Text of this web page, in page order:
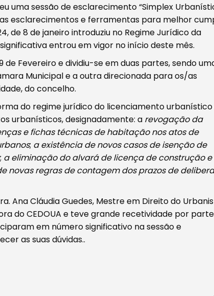
uma sessão de esclarecimento “Simplex
esclarecimentos e ferramentas para melhor
de 8 de janeiro introduziu no Regime Jurídico da
entrou em vigor no início deste mês.
Fevereiro e dividiu-se em duas partes, sendo
Municipal e a outra direcionada para os/as
do concelho.
do regime jurídico do licenciamento urbanístico
urbanísticos, designadamente: a revogação da
e fichas técnicas de habitação nos atos de
; a existência de novos casos de isenção de
; a eliminação do alvará de licença de construção e
novas regras de contagem dos prazos de
Ana Cláudia Guedes, Mestre em Direito do
do CEDOUA e teve grande recetividade por parte
em número significativo na sessão e
as suas dúvidas..